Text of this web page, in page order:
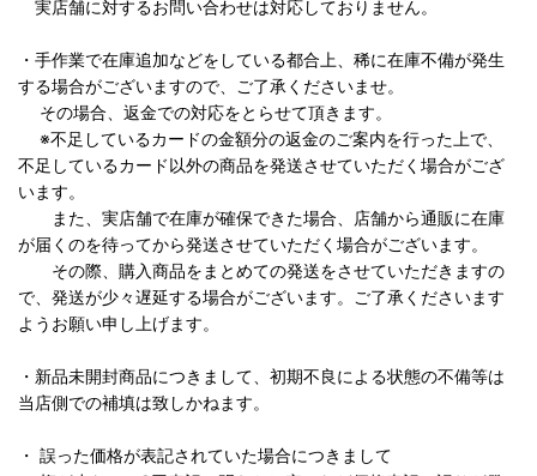
実店舗に対するお問い合わせは対応しておりません。
・手作業で在庫追加などをしている都合上、稀に在庫不備が発生
する場合がございますので、ご了承くださいませ。
その場合、返金での対応をとらせて頂きます。
※不足しているカードの金額分の返金のご案内を行った上で、
不足しているカード以外の商品を発送させていただく場合がござ
います。
また、実店舗で在庫が確保できた場合、店舗から通販に在庫
が届くのを待ってから発送させていただく場合がございます。
その際、購入商品をまとめての発送をさせていただきますの
で、発送が少々遅延する場合がございます。ご了承くださいます
ようお願い申し上げます。
・新品未開封商品につきまして、初期不良による状態の不備等は
当店側での補填は致しかねます。
・ 誤った価格が表記されていた場合につきまして